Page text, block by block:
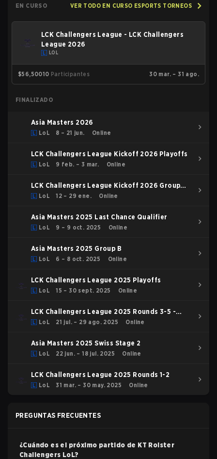
EN CURSO VER TODO EN CURSO ESPORTS TORNEOS
LCK Challengers League - LCK Challengers
League 2026
LOL
$56,50010 Participantes 30 mar. – 31 ago.
FINALIZADO
Asia Masters 2026
LoL 8 – 21 jun. Online
LCK Challengers League Kickoff 2026 Playoffs
LoL 9 feb. – 3 mar. Online
LCK Challengers League Kickoff 2026 Group
Stage
LoL 12 – 29 ene. Online
Asia Masters 2025 Last Chance Qualifier
LoL 9 – 9 oct. 2025 Online
Asia Masters 2025 Group B
LoL 6 – 8 oct. 2025 Online
LCK Challengers League 2025 Playoffs
LoL 15 – 30 sept. 2025 Online
LCK Challengers League 2025 Rounds 3-5 -
Challenge Group
LoL 21 jul. – 29 ago. 2025 Online
Asia Masters 2025 Swiss Stage 2
LoL 22 jun. – 18 jul. 2025 Online
LCK Challengers League 2025 Rounds 1-2
LoL 31 mar. – 30 may. 2025 Online
PREGUNTAS FRECUENTES
¿Cuándo es el próximo partido de KT Rolster
Challengers LoL?